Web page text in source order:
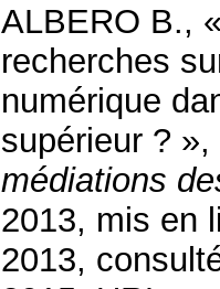
ALBERO B.,
recherches
numérique
supérieur ? »,
médiations
2013, mis en
2013,